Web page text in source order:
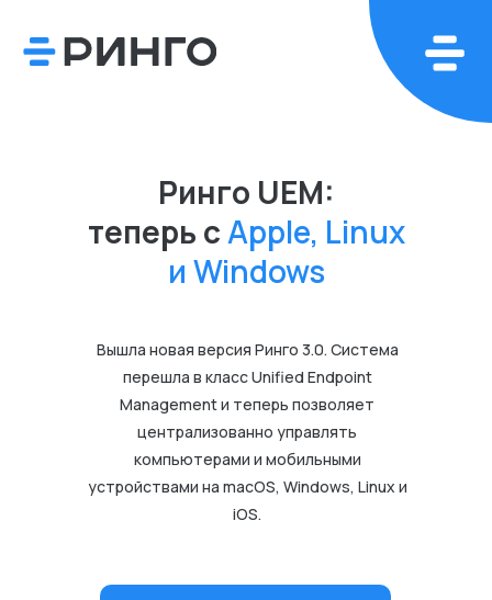
Ринго UEM:
теперь сApple, Linux
и Windows
Вышла новая версия Ринго 3.0. Система
перешла в класс Unified Endpoint
Management и теперь позволяет
централизованно управлять
компьютерами и мобильными
устройствами на macOS, Windows, Linux и
iOS.